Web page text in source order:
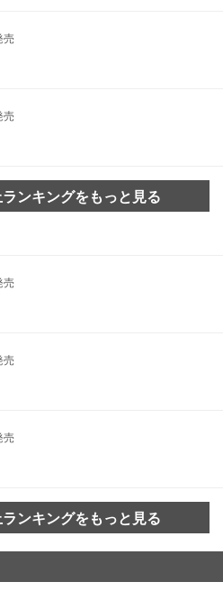
売
売
ンキングをもっと見る
売
売
売
ンキングをもっと見る